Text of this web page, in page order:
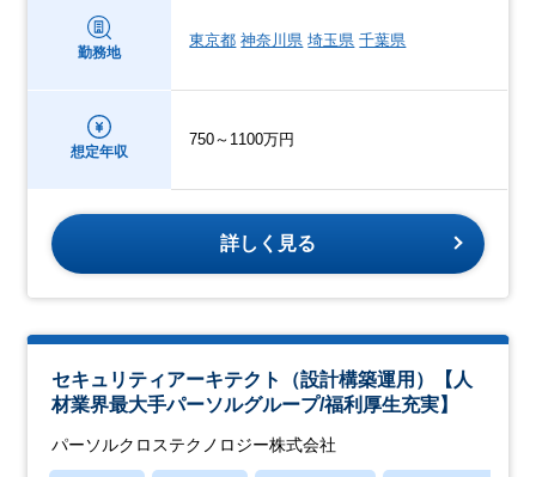
勤務地
東京都 神奈川県 埼玉県 千葉県
想定年収
750～1100万円
詳しく見る
セキュリティアーキテクト（設計構築運用）【人
材業界最大手パーソルグループ/福利厚生充実】
パーソルクロステクノロジー株式会社